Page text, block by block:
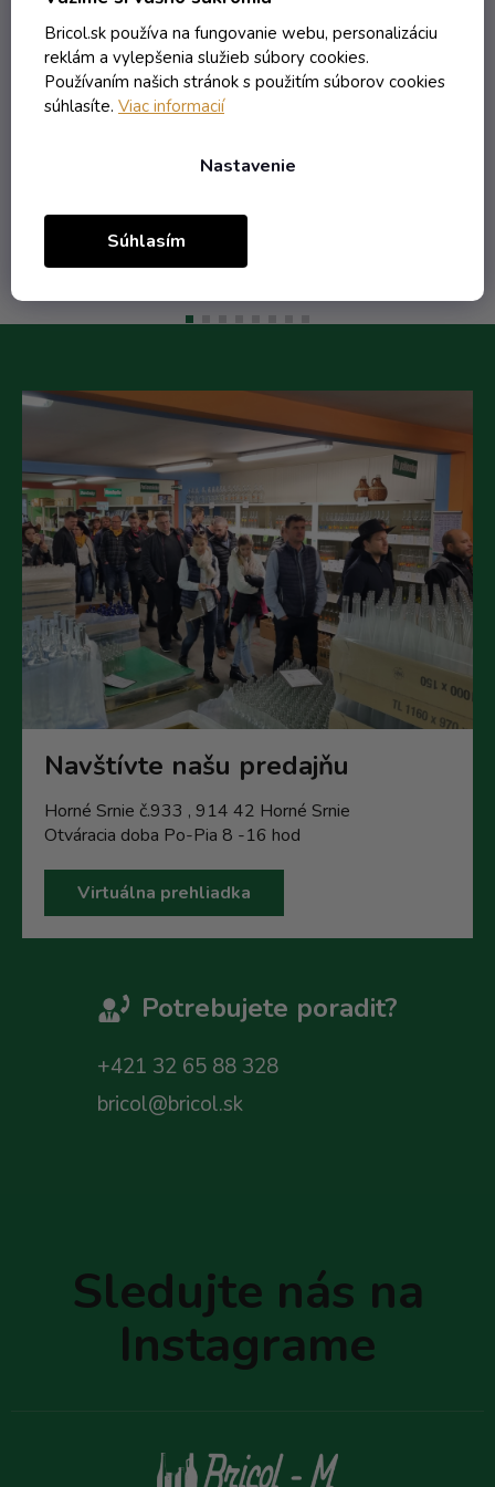
Bricol.sk používa na fungovanie webu, personalizáciu
reklám a vylepšenia služieb súbory cookies.
Používaním našich stránok s použitím súborov cookies
súhlasíte. Viac informacií
Nastavenie
Súhlasím
Skladom
Navštívte našu predajňu
Horné Srnie č.933 , 914 42 Horné Srnie
Otváracia doba Po-Pia 8 -16 hod
Virtuálna prehliadka
Potrebujete poradit?
+421 32 65 88 328
bricol@bricol.sk
Sledujte nás na
Instagrame